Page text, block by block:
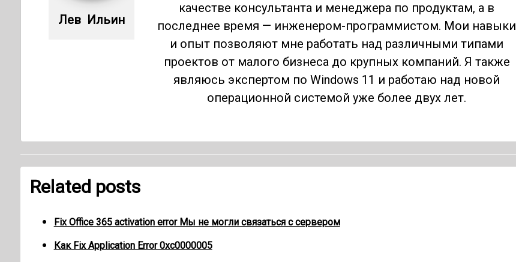
Лев  Ильин
качестве консультанта и менеджера по продуктам, а в
последнее время — инженером-программистом. Мои навыки
и опыт позволяют мне работать над различными типами
проектов от малого бизнеса до крупных компаний. Я также
являюсь экспертом по Windows 11 и работаю над новой
операционной системой уже более двух лет.
Related posts
Fix Office 365 activation error Мы не могли связаться с сервером
Как Fix Application Error 0xc0000005